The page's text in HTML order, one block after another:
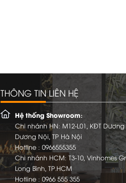
THÔNG TIN LIÊN HỆ
Hệ thống Showroom:
Chi nhánh HN: M12-L01, KĐT
Dương Nội, TP Hà Nội
Hotline :0966555355
Chi nhánh HCM: T3-10, Vinhomes
Long Bình, TP.HCM
Hotline :0966 555 355